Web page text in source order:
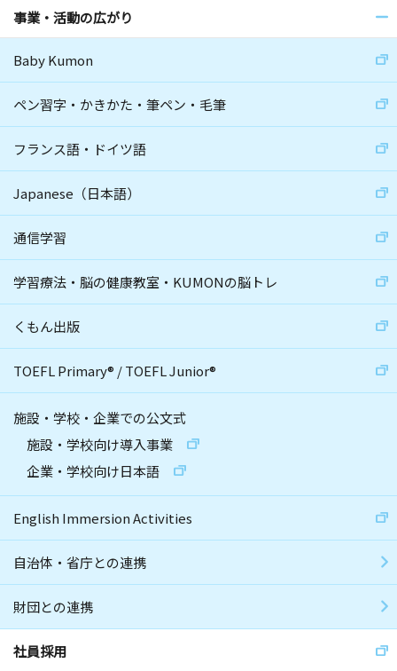
事業・活動の広がり
Baby Kumon
ペン習字・かきかた・筆ペン・毛筆
フランス語・ドイツ語
Japanese（日本語）
通信学習
学習療法・脳の健康教室・KUMONの脳トレ
くもん出版
TOEFL Primary® /TOEFL Junior®
施設・学校・企業での公文式
施設・学校向け導入事業
企業・学校向け日本語
English Immersion Activities
自治体・省庁との連携
財団との連携
社員採用